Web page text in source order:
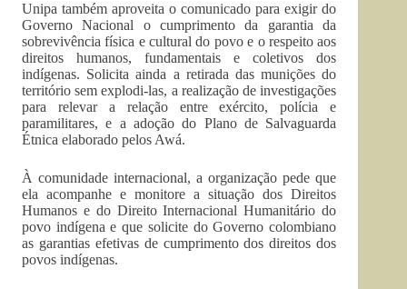
Unipa também aproveita o comunicado para exigir do
Governo Nacional o cumprimento da garantia da
sobrevivência física e cultural do povo e o respeito aos
direitos humanos, fundamentais e coletivos dos
indígenas. Solicita ainda a retirada das munições do
território sem explodi-las, a realização de investigações
para relevar a relação entre exército, polícia e
paramilitares, e a adoção do Plano de Salvaguarda
Étnica elaborado pelos Awá.
À comunidade internacional, a organização pede que
ela acompanhe e monitore a situação dos Direitos
Humanos e do Direito Internacional Humanitário do
povo indígena e que solicite do Governo colombiano
as garantias efetivas de cumprimento dos direitos dos
povos indígenas.